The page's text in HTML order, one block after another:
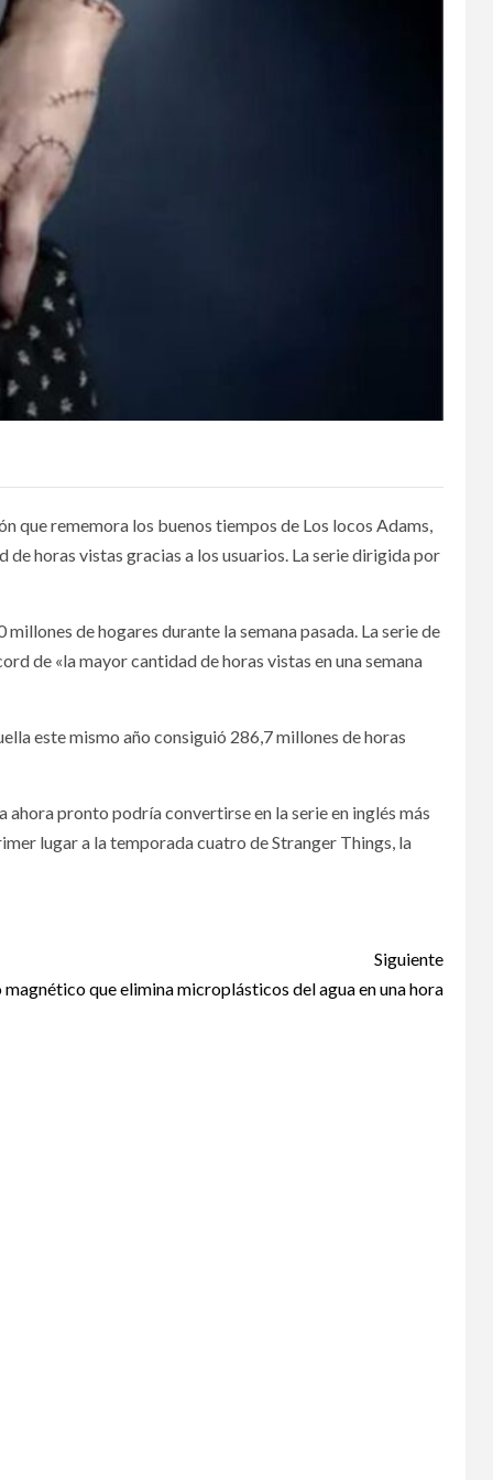
que rememora los buenos tiempos de Los locos Adams,
horas vistas gracias a los usuarios. La serie dirigida por
de hogares durante la semana pasada. La serie de
de «la mayor cantidad de horas vistas en una semana
este mismo año consiguió 286,7 millones de horas
pronto podría convertirse en la serie en inglés más
lugar a la temporada cuatro de Stranger Things, la
Siguiente
que elimina microplásticos del agua en una hora